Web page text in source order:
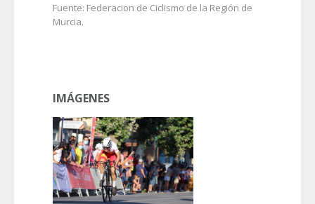
Fuente: Federacion de Ciclismo de la Región de
Murcia.
IMÁGENES